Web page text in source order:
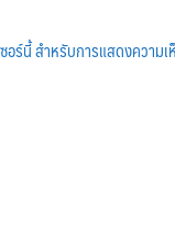
อร์นี้ สำหรับการแสดงความ